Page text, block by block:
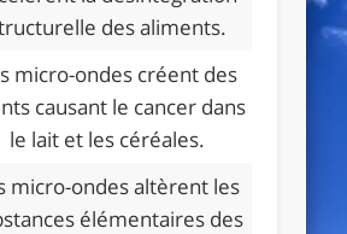
des aliments.
micro-ondes créent des
causant le cancer dans
le lait et les céréales.
micro-ondes altèrent les
élémentaires des